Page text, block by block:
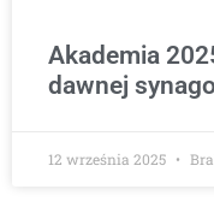
Akademia
dawnej
12 września 2025